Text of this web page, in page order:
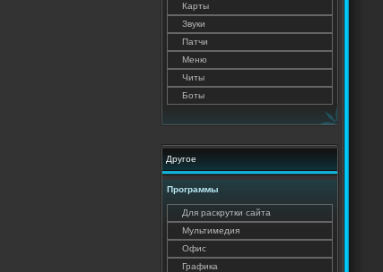
Карты
Звуки
Патчи
Меню
Читы
Боты
Другое
Программы
Для раскрутки сайта
Мультимедия
Офис
Графика